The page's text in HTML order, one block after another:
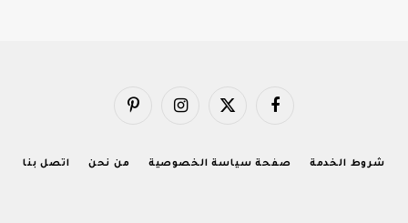
فيسبوك X
الانستغرامبينتيريست
شروط الخدمة صفحة سياسة الخصوصية من نحن اتصل بنا